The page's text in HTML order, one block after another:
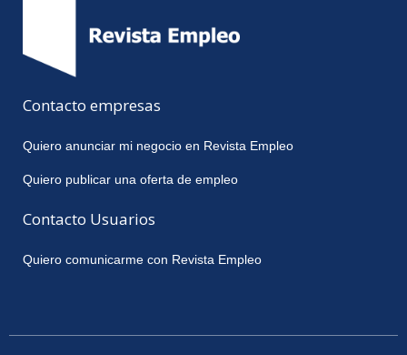
Contacto empresas
Quiero anunciar mi negocio en Revista Empleo
Quiero publicar una oferta de empleo
Contacto Usuarios
Quiero comunicarme con Revista Empleo